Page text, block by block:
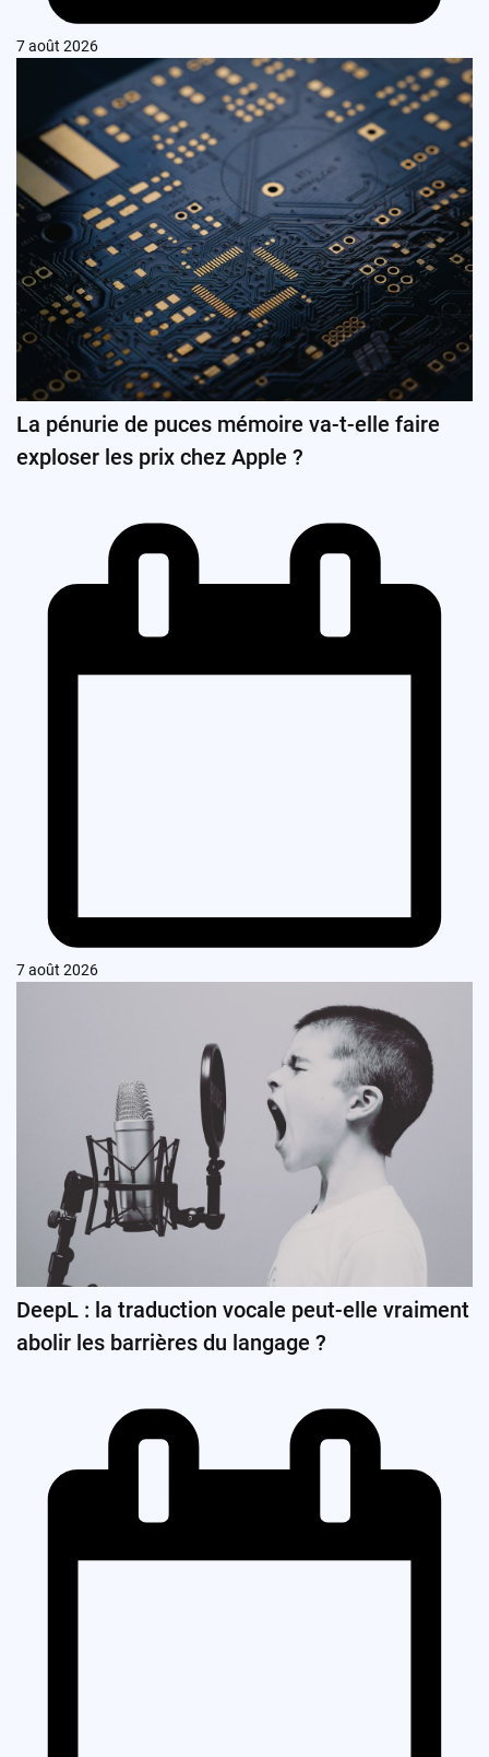
7 août 2026
La pénurie de puces mémoire va-t-elle faire
exploser les prix chez Apple ?
7 août 2026
DeepL : la traduction vocale peut-elle vraiment
abolir les barrières du langage ?